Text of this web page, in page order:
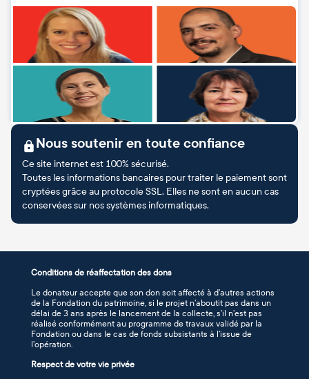
Nous soutenir en toute confiance
Ce site internet est 100% sécurisé.
Toutes les informations bancaires pour traiter le paiement sont
cryptées grâce au protocole SSL. Elles ne sont en aucun cas
conservées sur nos systèmes informatiques.
Conditions de réaffectation des dons
Le donateur accepte que son don soit affecté à d’autres actions
de la Fondation du patrimoine, si le projet n’aboutit pas dans un
délai de 3 ans après le lancement de la collecte, s’il n’est pas
réalisé conformément au programme de travaux validé par la
Fondation ou dans le cas de fonds subsistants à l’issue de
l’opération.
Respect de votre vie privée